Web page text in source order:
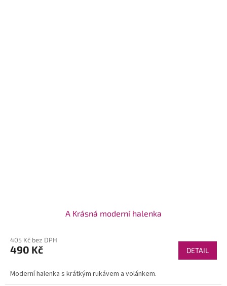
A Krásná moderní halenka
405 Kč bez DPH
490 Kč DETAIL
Moderní halenka s krátkým rukávem a volánkem.